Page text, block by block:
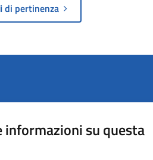
di pertinenza
informazioni su questa